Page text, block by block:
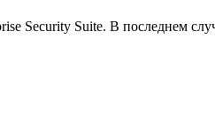
Security Suite. В последнем